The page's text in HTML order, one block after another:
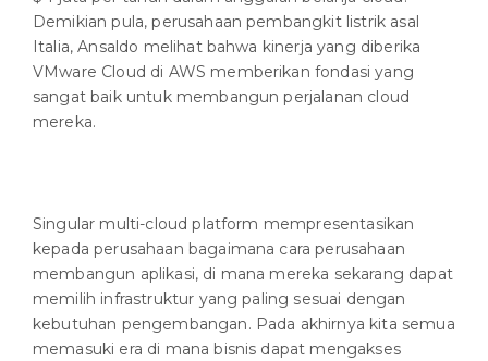
Demikian pula, perusahaan pembangkit listrik asal
Italia, Ansaldo melihat bahwa kinerja yang diberika
VMware Cloud di AWS memberikan fondasi yang
sangat baik untuk membangun perjalanan cloud
mereka.
Singular multi-cloud platform mempresentasikan
kepada perusahaan bagaimana cara perusahaan
membangun aplikasi, di mana mereka sekarang dapat
memilih infrastruktur yang paling sesuai dengan
kebutuhan pengembangan. Pada akhirnya kita semua
memasuki era di mana bisnis dapat mengakses